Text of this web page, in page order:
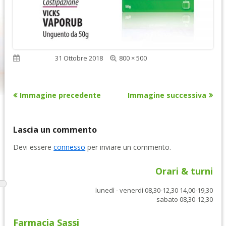
Pubblicato31 Ottobre 2018
Dimensione
800 × 500
Immagine precedente Immagine successiva
Lascia un commento
Devi essereconnesso per inviare un commento.
Orari & turni
lunedì - venerdì 08,30-12,30 14,00-19,30
sabato 08,30-12,30
Farmacia Sassi